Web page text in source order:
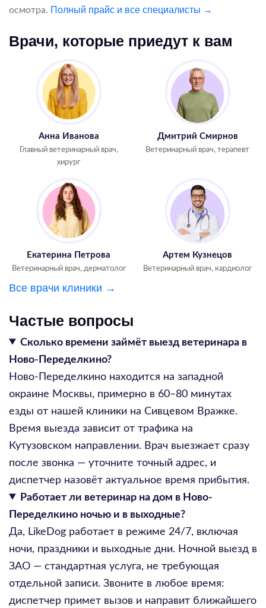
осмотра. Полный прайс и все специалисты →
Врачи, которые приедут к вам
Анна Иванова
Главный ветеринарный врач,
хирург
Дмитрий Смирнов
Ветеринарный врач, терапевт
Екатерина Петрова
Ветеринарный врач, дерматолог
Артем Кузнецов
Ветеринарный врач, кардиолог
Все врачи клиники →
Частые вопросы
Сколько времени займёт выезд ветеринара в
Ново-Переделкино?
Ново-Переделкино находится на западной
окраине Москвы, примерно в 60–80 минутах
езды от нашей клиники на Сивцевом Вражке.
Время выезда зависит от трафика на
Кутузовском направлении. Врач выезжает сразу
после звонка — уточните точный адрес, и
диспетчер назовёт актуальное время прибытия.
Работает ли ветеринар на дом в Ново-
Переделкино ночью и в выходные?
Да, LikeDog работает в режиме 24/7, включая
ночи, праздники и выходные дни. Ночной выезд в
ЗАО — стандартная услуга, не требующая
отдельной записи. Звоните в любое время:
диспетчер примет вызов и направит ближайшего